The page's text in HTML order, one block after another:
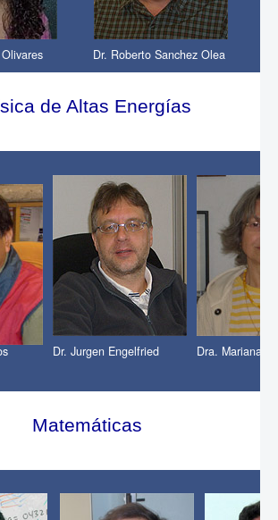
Dr. Roberto Sanchez Olea
de Altas Energías
Dr. Jurgen Engelfried Dra. Mariana
Matemáticas